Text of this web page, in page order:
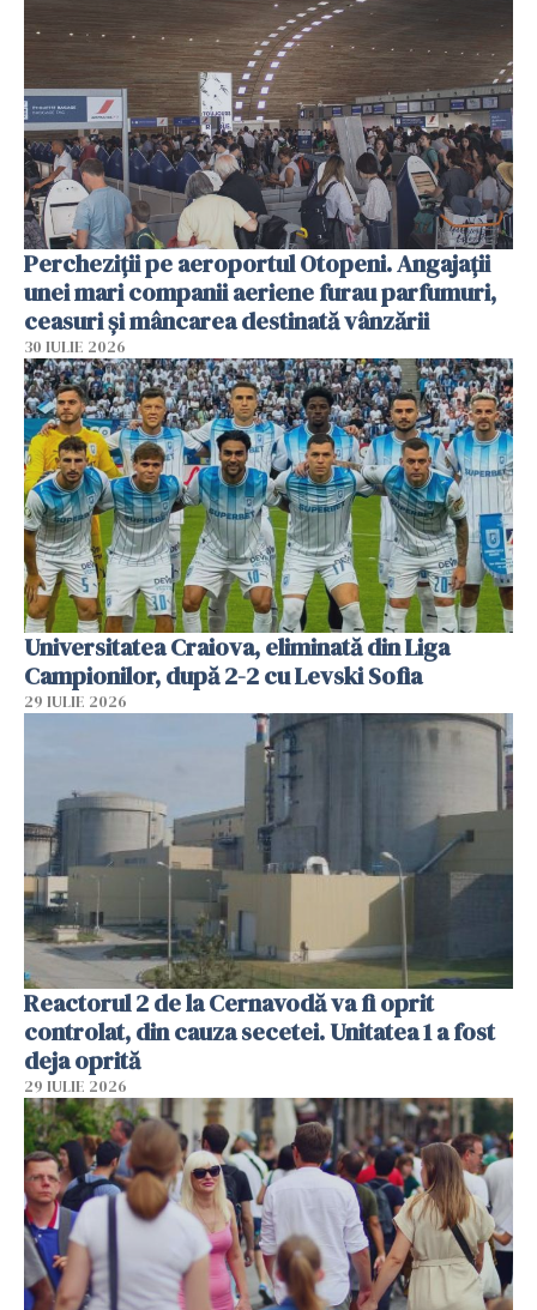
Percheziții pe aeroportul Otopeni. Angajații
unei mari companii aeriene furau parfumuri,
ceasuri și mâncarea destinată vânzării
30 IULIE 2026
Universitatea Craiova, eliminată din Liga
Campionilor, după 2-2 cu Levski Sofia
29 IULIE 2026
Reactorul 2 de la Cernavodă va fi oprit
controlat, din cauza secetei. Unitatea 1 a fost
deja oprită
29 IULIE 2026